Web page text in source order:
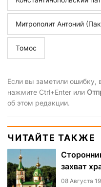
Митрополит Антоний
Томос
Если вы заметили ошибку,
нажмите Ctrl+Enter или
об этом редакции.
ЧИТАЙТЕ ТАКЖЕ
захват
08 Августа